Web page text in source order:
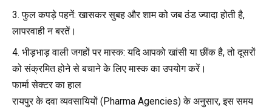
फुल कपड़े पहनें: खासकर सुबह और शाम को जब ठंड ज्यादा होती है,
लापरवाही न बरतें।
भीड़भाड़ वाली जगहों पर मास्क: यदि आपको खांसी या छींक है, तो दूसरों
को संक्रमित होने से बचाने के लिए मास्क का उपयोग करें।
फार्मा सेक्टर का हाल
रायपुर के दवा व्यवसायियों (Pharma Agencies) के अनुसार, इस समय